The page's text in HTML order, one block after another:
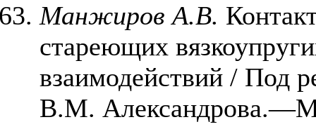
Манжиров А.В.
стареющих
взаимодействий / Под
В.М.